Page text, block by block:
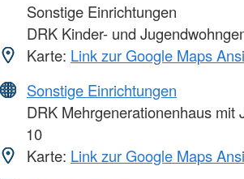
Sonstige Einrichtungen
DRK Kinder- und
Karte: Link zur Google Maps
Sonstige Einrichtungen
DRK Mehrgenerationenhaus mit
10
Karte: Link zur Google Maps